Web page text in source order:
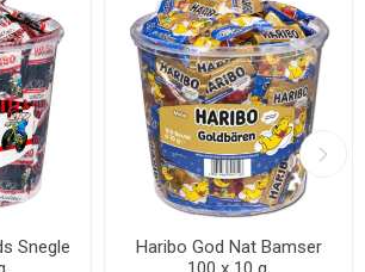
Snegle
Haribo God Nat Bamser